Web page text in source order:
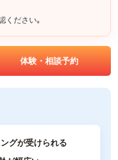
ください｡
体験・相談予約
グが受けられる